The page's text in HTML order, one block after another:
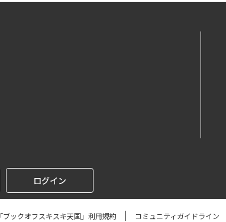
ログイン
「ブックオフスキスキ天国」利用規約 コミュニティガイドライン